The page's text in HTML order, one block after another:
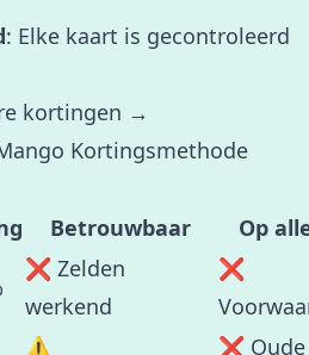
: Elke kaart is gecontroleerd
kortingen →
Kortingsmethode
Betrouwbaar Op
❌ Zelden
werkend
❌
⚠️ ❌ Oude